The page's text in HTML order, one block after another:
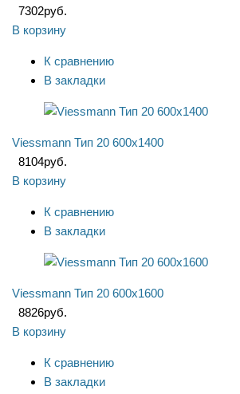
7302руб.
В корзину
К сравнению
В закладки
Viessmann Тип 20 600x1400
8104руб.
В корзину
К сравнению
В закладки
Viessmann Тип 20 600x1600
8826руб.
В корзину
К сравнению
В закладки